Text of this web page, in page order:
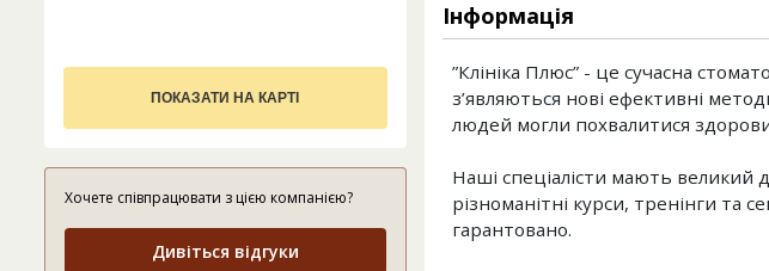
ПОКАЗАТИ НА КАРТІ
Хочете співпрацювати з цією компанією?
Дивіться відгуки
Інформація
”Клініка Плюс” - це сучасна
з’являються нові ефективні
людей могли похвалитися
Наші спеціалісти мають великий
різноманітні курси, тренінги та
гарантовано.